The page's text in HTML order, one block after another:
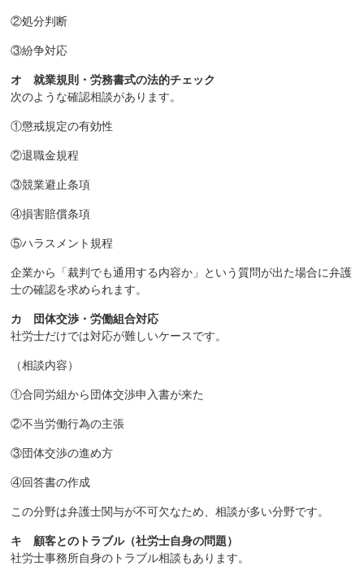
②処分判断
③紛争対応
オ 就業規則・労務書式の法的チェック
次のような確認相談があります。
①懲戒規定の有効性
②退職金規程
③競業避止条項
④損害賠償条項
⑤ハラスメント規程
企業から「裁判でも通用する内容か」という質問が出た場合に弁護
士の確認を求められます。
カ 団体交渉・労働組合対応
社労士だけでは対応が難しいケースです。
（相談内容）
①合同労組から団体交渉申入書が来た
②不当労働行為の主張
③団体交渉の進め方
④回答書の作成
この分野は弁護士関与が不可欠なため、相談が多い分野です。
キ 顧客とのトラブル（社労士自身の問題）
社労士事務所自身のトラブル相談もあります。